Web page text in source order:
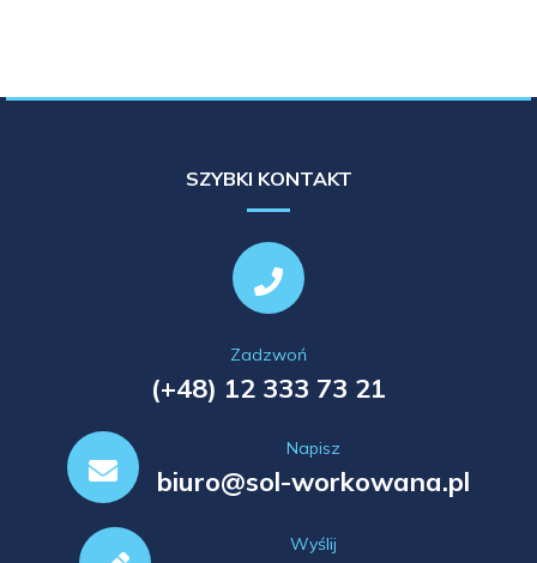
SZYBKI KONTAKT
Zadzwoń
(+48) 12 333 73 21
Napisz
biuro@sol-workowana.pl
Wyślij